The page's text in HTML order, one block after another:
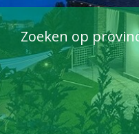
Zoeken op